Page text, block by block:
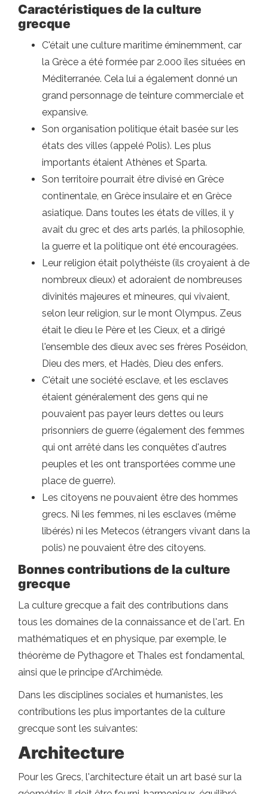
Caractéristiques de la culture
grecque
C'était une culture maritime éminemment, car
la Grèce a été formée par 2.000 îles situées en
Méditerranée. Cela lui a également donné un
grand personnage de teinture commerciale et
expansive.
Son organisation politique était basée sur les
états des villes (appelé Polis). Les plus
importants étaient Athènes et Sparta.
Son territoire pourrait être divisé en Grèce
continentale, en Grèce insulaire et en Grèce
asiatique. Dans toutes les états de villes, il y
avait du grec et des arts parlés, la philosophie,
la guerre et la politique ont été encouragées.
Leur religion était polythéiste (ils croyaient à de
nombreux dieux) et adoraient de nombreuses
divinités majeures et mineures, qui vivaient,
selon leur religion, sur le mont Olympus. Zeus
était le dieu le Père et les Cieux, et a dirigé
l'ensemble des dieux avec ses frères Poséidon,
Dieu des mers, et Hadès, Dieu des enfers.
C'était une société esclave, et les esclaves
étaient généralement des gens qui ne
pouvaient pas payer leurs dettes ou leurs
prisonniers de guerre (également des femmes
qui ont arrêté dans les conquêtes d'autres
peuples et les ont transportées comme une
place de guerre).
Les citoyens ne pouvaient être des hommes
grecs. Ni les femmes, ni les esclaves (même
libérés) ni les Metecos (étrangers vivant dans la
polis) ne pouvaient être des citoyens.
Bonnes contributions de la culture
grecque
La culture grecque a fait des contributions dans
tous les domaines de la connaissance et de l'art. En
mathématiques et en physique, par exemple, le
théorème de Pythagore et Thales est fondamental,
ainsi que le principe d'Archimède.
Dans les disciplines sociales et humanistes, les
contributions les plus importantes de la culture
grecque sont les suivantes:
Architecture
Pour les Grecs, l'architecture était un art basé sur la